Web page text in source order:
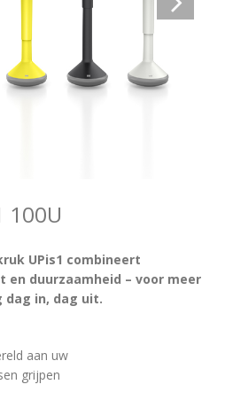
100U
UPis1 combineert
duurzaamheid – voor meer
in, dag uit.
aan uw
grijpen